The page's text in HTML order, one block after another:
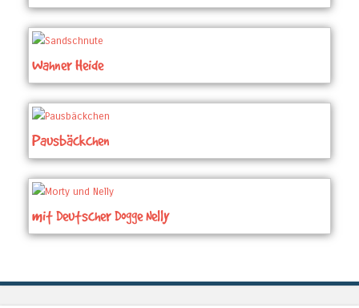
Wahner Heide
Pausbäckchen
mit Deutscher Dogge Nelly